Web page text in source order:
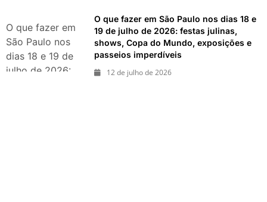
exposições e
passeios
imperdíveis
O que fazer em
São Paulo nos
dias 18 e 19 de
julho de 2026:
O que fazer em São Paulo nos dias 18 e
19 de julho de 2026: festas julinas,
shows, Copa do Mundo, exposições e
passeios imperdíveis
12 de julho de 2026